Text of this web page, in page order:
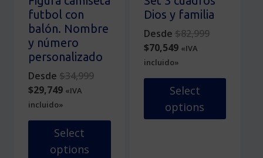
la
página
de
producto
página
producto
futbol con
balón. Nombre
y número
personalizado
Desde $34,999Original
$34,999.
$29,749Current
price
is:
$29,749.
«IVA
incluido»
Select
options
Dios y familia
Desde $82,999Original
$82,999.
$70,549Current
price
is:
$70,549.
«IVA
incluido»
Select
options